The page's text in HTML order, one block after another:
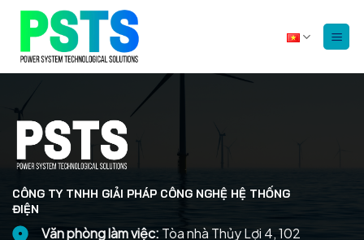
dung
CÔNG TY TNHH GIẢI PHÁP CÔNG NGHỆ HỆ THỐNG
ĐIỆN
Văn phòng làm việc: Tòa nhà Thủy Lợi 4, 102